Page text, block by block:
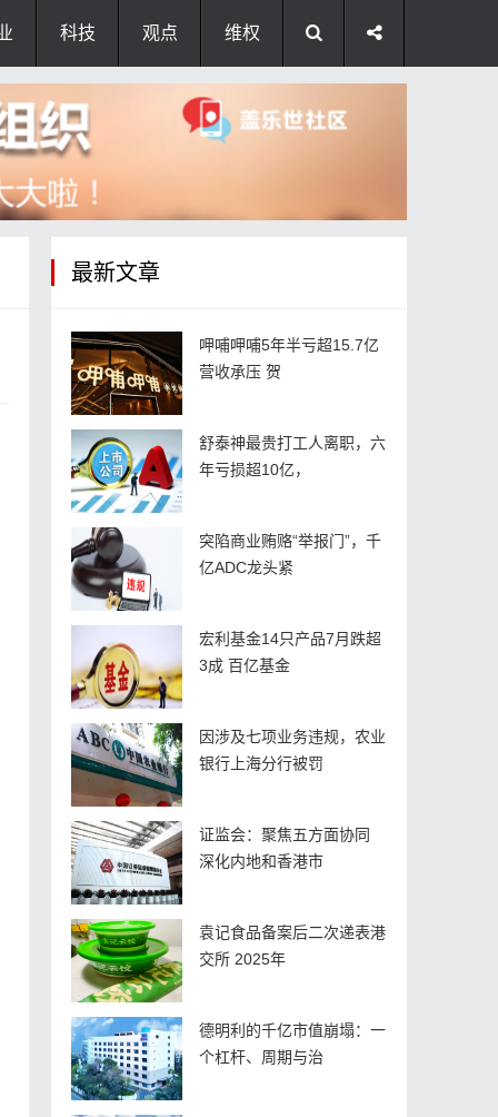
科技 观点 维权
最新文章
呷哺呷哺5年半亏超15.7亿
营收承压 贺
舒泰神最贵打工人离职，六
年亏损超10亿，
突陷商业贿赂“举报门”，千
亿ADC龙头紧
宏利基金14只产品7月跌超
3成 百亿基金
因涉及七项业务违规，农业
银行上海分行被罚
证监会：聚焦五方面协同
深化内地和香港市
袁记食品备案后二次递表港
交所 2025年
德明利的千亿市值崩塌：一
个杠杆、周期与治